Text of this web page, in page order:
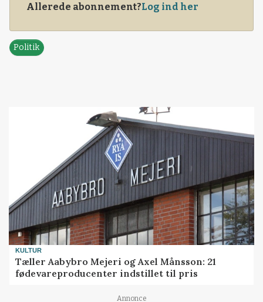
Allerede abonnement?Log ind her
Politik
KULTUR
Tæller Aabybro Mejeri og Axel Månsson: 21
fødevareproducenter indstillet til pris
Annonce